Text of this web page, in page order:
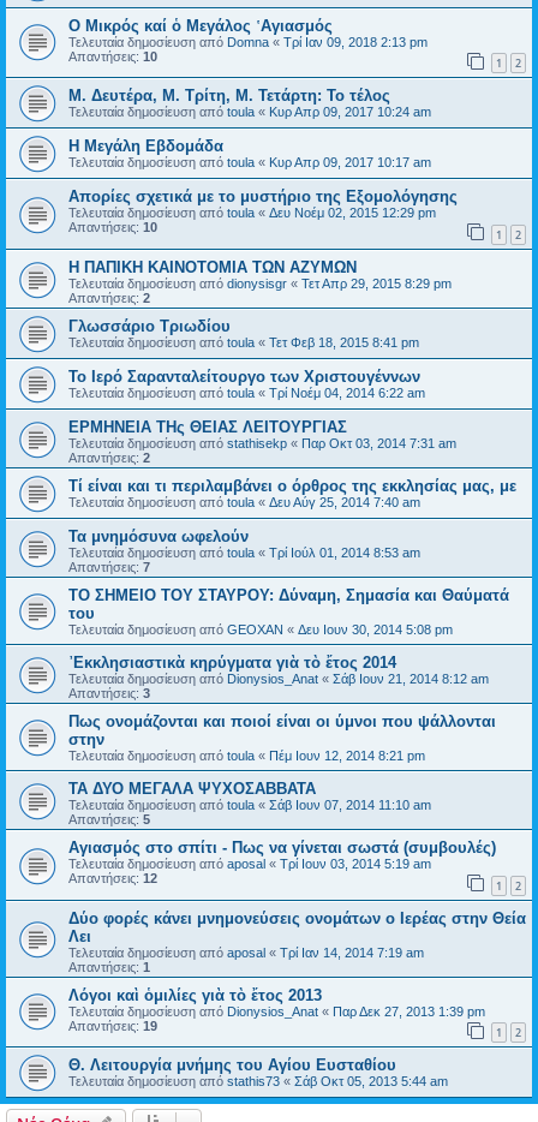
Ο Μικρός καί ὁ Μεγάλος ῾Αγιασμός
Τελευταία δημοσίευση από Domna « Τρί Ιαν 09, 2018 2:13 pm
Απαντήσεις: 10 1 2
Μ. Δευτέρα, Μ. Τρίτη, Μ. Τετάρτη: Το τέλος
Τελευταία δημοσίευση από toula « Κυρ Απρ 09, 2017 10:24 am
Η Μεγάλη Εβδομάδα
Τελευταία δημοσίευση από toula « Κυρ Απρ 09, 2017 10:17 am
Απορίες σχετικά με το μυστήριο της Εξομολόγησης
Τελευταία δημοσίευση από toula « Δευ Νοέμ 02, 2015 12:29 pm
Απαντήσεις: 10 1 2
Η ΠΑΠΙΚΗ ΚΑΙΝΟΤΟΜΙΑ ΤΩΝ ΑΖΥΜΩΝ
Τελευταία δημοσίευση από dionysisgr « Τετ Απρ 29, 2015 8:29 pm
Απαντήσεις: 2
Γλωσσάριο Τριωδίου
Τελευταία δημοσίευση από toula « Τετ Φεβ 18, 2015 8:41 pm
Το Ιερό Σαρανταλείτουργο των Χριστουγέννων
Τελευταία δημοσίευση από toula « Τρί Νοέμ 04, 2014 6:22 am
ΕΡΜΗΝΕΙΑ ΤΗς ΘΕΙΑΣ ΛΕΙΤΟΥΡΓΙΑΣ
Τελευταία δημοσίευση από stathisekp « Παρ Οκτ 03, 2014 7:31 am
Απαντήσεις: 2
Τί είναι και τι περιλαμβάνει ο όρθρος της εκκλησίας μας, με
Τελευταία δημοσίευση από toula « Δευ Αύγ 25, 2014 7:40 am
Τα μνημόσυνα ωφελούν
Τελευταία δημοσίευση από toula « Τρί Ιούλ 01, 2014 8:53 am
Απαντήσεις: 7
ΤΟ ΣΗΜΕΙΟ TOY ΣΤΑΥΡΟΥ: Δύναμη, Σημασία και Θαύματά
του
Τελευταία δημοσίευση από GEOXAN « Δευ Ιουν 30, 2014 5:08 pm
᾿Εκκλησιαστικὰ κηρύγματα γιὰ τὸ ἔτος 2014
Τελευταία δημοσίευση από Dionysios_Anat « Σάβ Ιουν 21, 2014 8:12 am
Απαντήσεις: 3
Πως ονομάζονται και ποιοί είναι οι ύμνοι που ψάλλονται
στην
Τελευταία δημοσίευση από toula « Πέμ Ιουν 12, 2014 8:21 pm
ΤΑ ΔΥΟ ΜΕΓΑΛΑ ΨΥΧΟΣΑΒΒΑΤΑ
Τελευταία δημοσίευση από toula « Σάβ Ιουν 07, 2014 11:10 am
Απαντήσεις: 5
Αγιασμός στο σπίτι - Πως να γίνεται σωστά (συμβουλές)
Τελευταία δημοσίευση από aposal « Τρί Ιουν 03, 2014 5:19 am
Απαντήσεις: 12 1 2
Δύο φορές κάνει μνημονεύσεις ονομάτων ο Ιερέας στην Θεία
Λει
Τελευταία δημοσίευση από aposal « Τρί Ιαν 14, 2014 7:19 am
Απαντήσεις: 1
Λόγοι καὶ ὁμιλίες γιὰ τὸ ἔτος 2013
Τελευταία δημοσίευση από Dionysios_Anat « Παρ Δεκ 27, 2013 1:39 pm
Απαντήσεις: 19 1 2
Θ. Λειτουργία μνήμης του Αγίου Ευσταθίου
Τελευταία δημοσίευση από stathis73 « Σάβ Οκτ 05, 2013 5:44 am